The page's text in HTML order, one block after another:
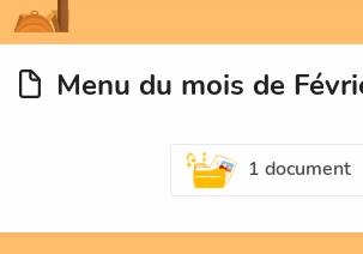
Menu du mois de
1 document